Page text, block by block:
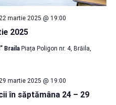
2025
martie 2025 @ 19:00
Braila Piața Poligon nr. 4, Brăila,
în săptămâna 24 – 29
martie 2025 @ 19:00